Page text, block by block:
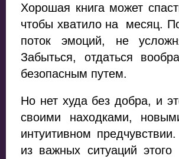
Хорошая книга может
чтобы хватило на месяц.
поток эмоций, не
Забыться, отдаться
безопасным путем.
Но нет худа без добра, и
своими находками,
интуитивном
из важных ситуаций